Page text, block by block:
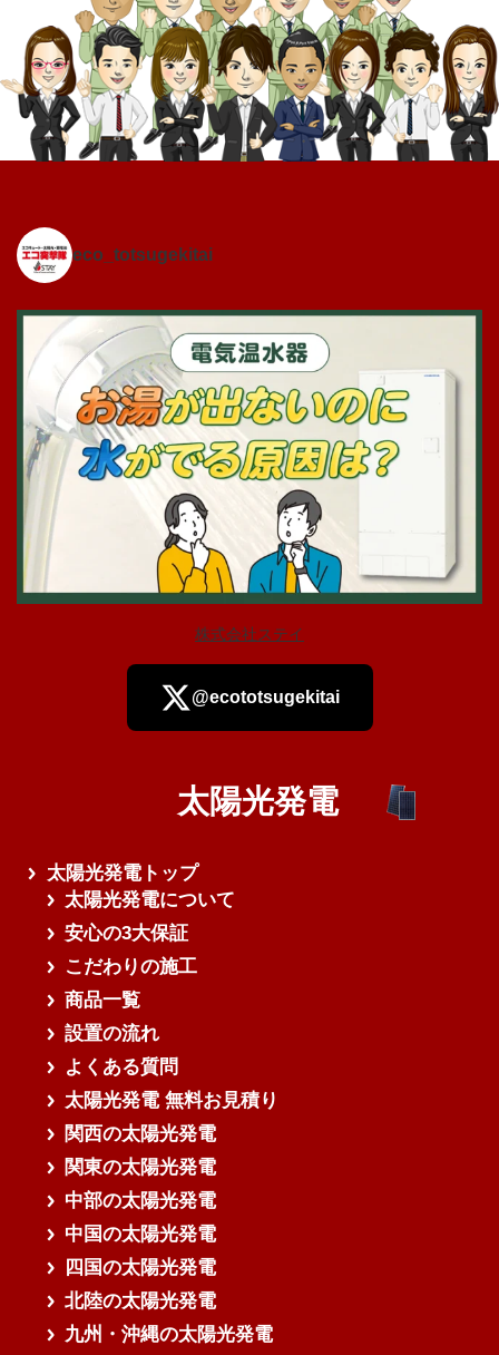
eco_totsugekitai
さらに読み込む
株式会社ステイ
@ecototsugekitai
太陽光発電
太陽光発電トップ
太陽光発電について
安心の3大保証
こだわりの施工
商品一覧
設置の流れ
よくある質問
太陽光発電 無料お見積り
関西の太陽光発電
関東の太陽光発電
中部の太陽光発電
中国の太陽光発電
四国の太陽光発電
北陸の太陽光発電
九州・沖縄の太陽光発電